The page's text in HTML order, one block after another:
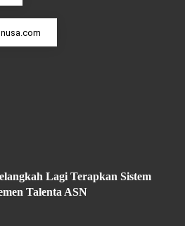
Lagi Terapkan Sistem
Talenta ASN